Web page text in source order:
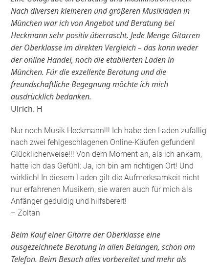
Nach diversen kleineren und größeren Musikläden in
München war ich von Angebot und Beratung bei
Heckmann sehr positiv überrascht. Jede Menge Gitarren
der Oberklasse im direkten Vergleich – das kann weder
der online Handel, noch die etablierten Läden in
München. Für die exzellente Beratung und die
freundschaftliche Begegnung möchte ich mich
ausdrücklich bedanken.
Ulrich. H
Nur noch Musik Heckmann!!! Ich habe den Laden zufällig
nach zwei fehlgeschlagenen Online-Käufen gefunden!
Glücklicherweise!!! Von dem Moment an, als ich ankam,
hatte ich das Gefühl: Ja, ich bin am richtigen Ort! Und
wirklich! In diesem Laden gilt die Aufmerksamkeit nicht
nur erfahrenen Musikern, sie waren auch für mich als
Anfänger geduldig und hilfsbereit!
– Zoltan
Beim Kauf einer Gitarre der Oberklasse eine
ausgezeichnete Beratung in allen Belangen, schon am
Telefon. Beim Besuch alles vorbereitet und mehr als